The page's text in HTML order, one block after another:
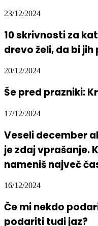
23/12/2024
10 skrivnosti za
drevo želi, da bi jih
20/12/2024
Še pred prazniki:
17/12/2024
Veseli december
je zdaj vprašanje.
nameniš največ
16/12/2024
Če mi nekdo
podariti tudi jaz?